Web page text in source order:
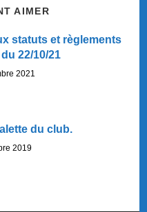
AIMER
statuts et règlements
22/10/21
2021
du club.
2019